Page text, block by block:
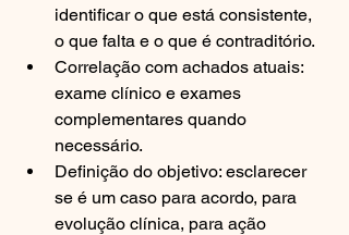
identificar o que está consistente,
o que falta e o que é contraditório.
Correlação com achados atuais:
exame clínico e exames
complementares quando
necessário.
Definição do objetivo: esclarecer
se é um caso para acordo, para
evolução clínica, para ação